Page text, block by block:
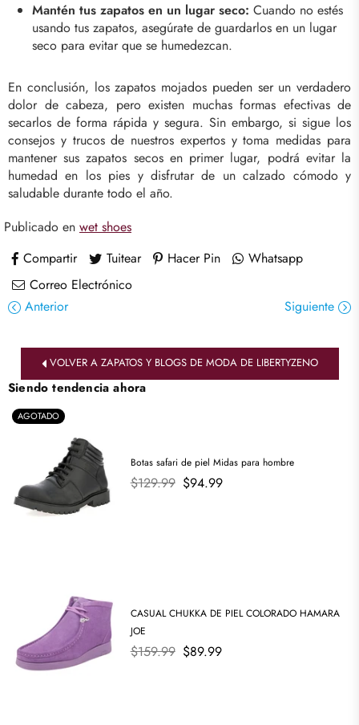
Mantén tus zapatos en un lugar seco: Cuando no estés
usando tus zapatos, asegúrate de guardarlos en un lugar
seco para evitar que se humedezcan.
En conclusión, los zapatos mojados pueden ser un verdadero
dolor de cabeza, pero existen muchas formas efectivas de
secarlos de forma rápida y segura. Sin embargo, si sigue los
consejos y trucos de nuestros expertos y toma medidas para
mantener sus zapatos secos en primer lugar, podrá evitar la
humedad en los pies y disfrutar de un calzado cómodo y
saludable durante todo el año.
Publicado en wet shoes
Compartir
Tuitear Hacer Pin
Whatsapp
Correo Electrónico
Anterior
Siguiente
VOLVER A ZAPATOS Y BLOGS DE MODA DE LIBERTYZENO
Siendo tendencia ahora
AGOTADO
Botas safari de piel Midas para hombre
Precio
$129.99 $94.99
CASUAL CHUKKA DE PIEL COLORADO HAMARA
JOE
Precio
$159.99 $89.99